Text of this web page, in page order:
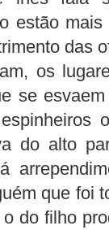
estão
das
os
se
do alto
que foi
do filho